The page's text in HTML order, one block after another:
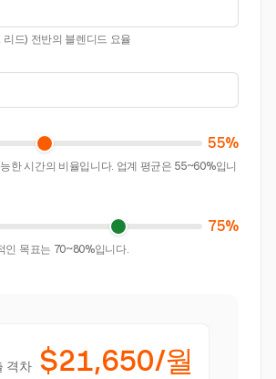
드) 전반의 블렌디드 요율
55%
한 시간의 비율입니다. 업계 평균은 55~60%입니
75%
인 목표는 70~80%입니다.
격차 $21,650/월